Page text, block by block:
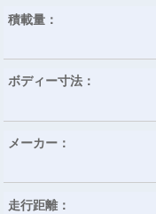
積載量：
ボディー寸法：
メーカー：
走行距離：